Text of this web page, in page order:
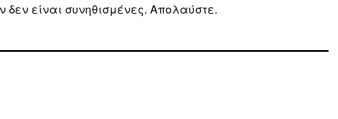
δεν είναι συνηθισμένες. Απολαύστε.